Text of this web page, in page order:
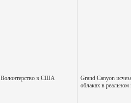
Волонтерство в США
Grand Canyon
облаках в